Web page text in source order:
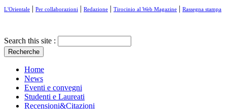
L'Orientale | Per collaborazioni | Redazione | Tirocinio al Web Magazine | Rassegna stampa
Search this site :
Home
News
Eventi e convegni
Studenti e Laureati
Recensioni&Citazioni